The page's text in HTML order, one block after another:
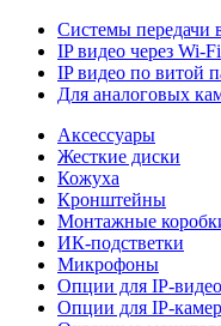
Системы передачи
IP видео через Wi-Fi
IP видео по витой
Для аналоговых
Аксессуары
Жесткие диски
Кожуха
Кронштейны
Монтажные
ИК-подстветки
Микрофоны
Опции для IP-
Опции для IP-